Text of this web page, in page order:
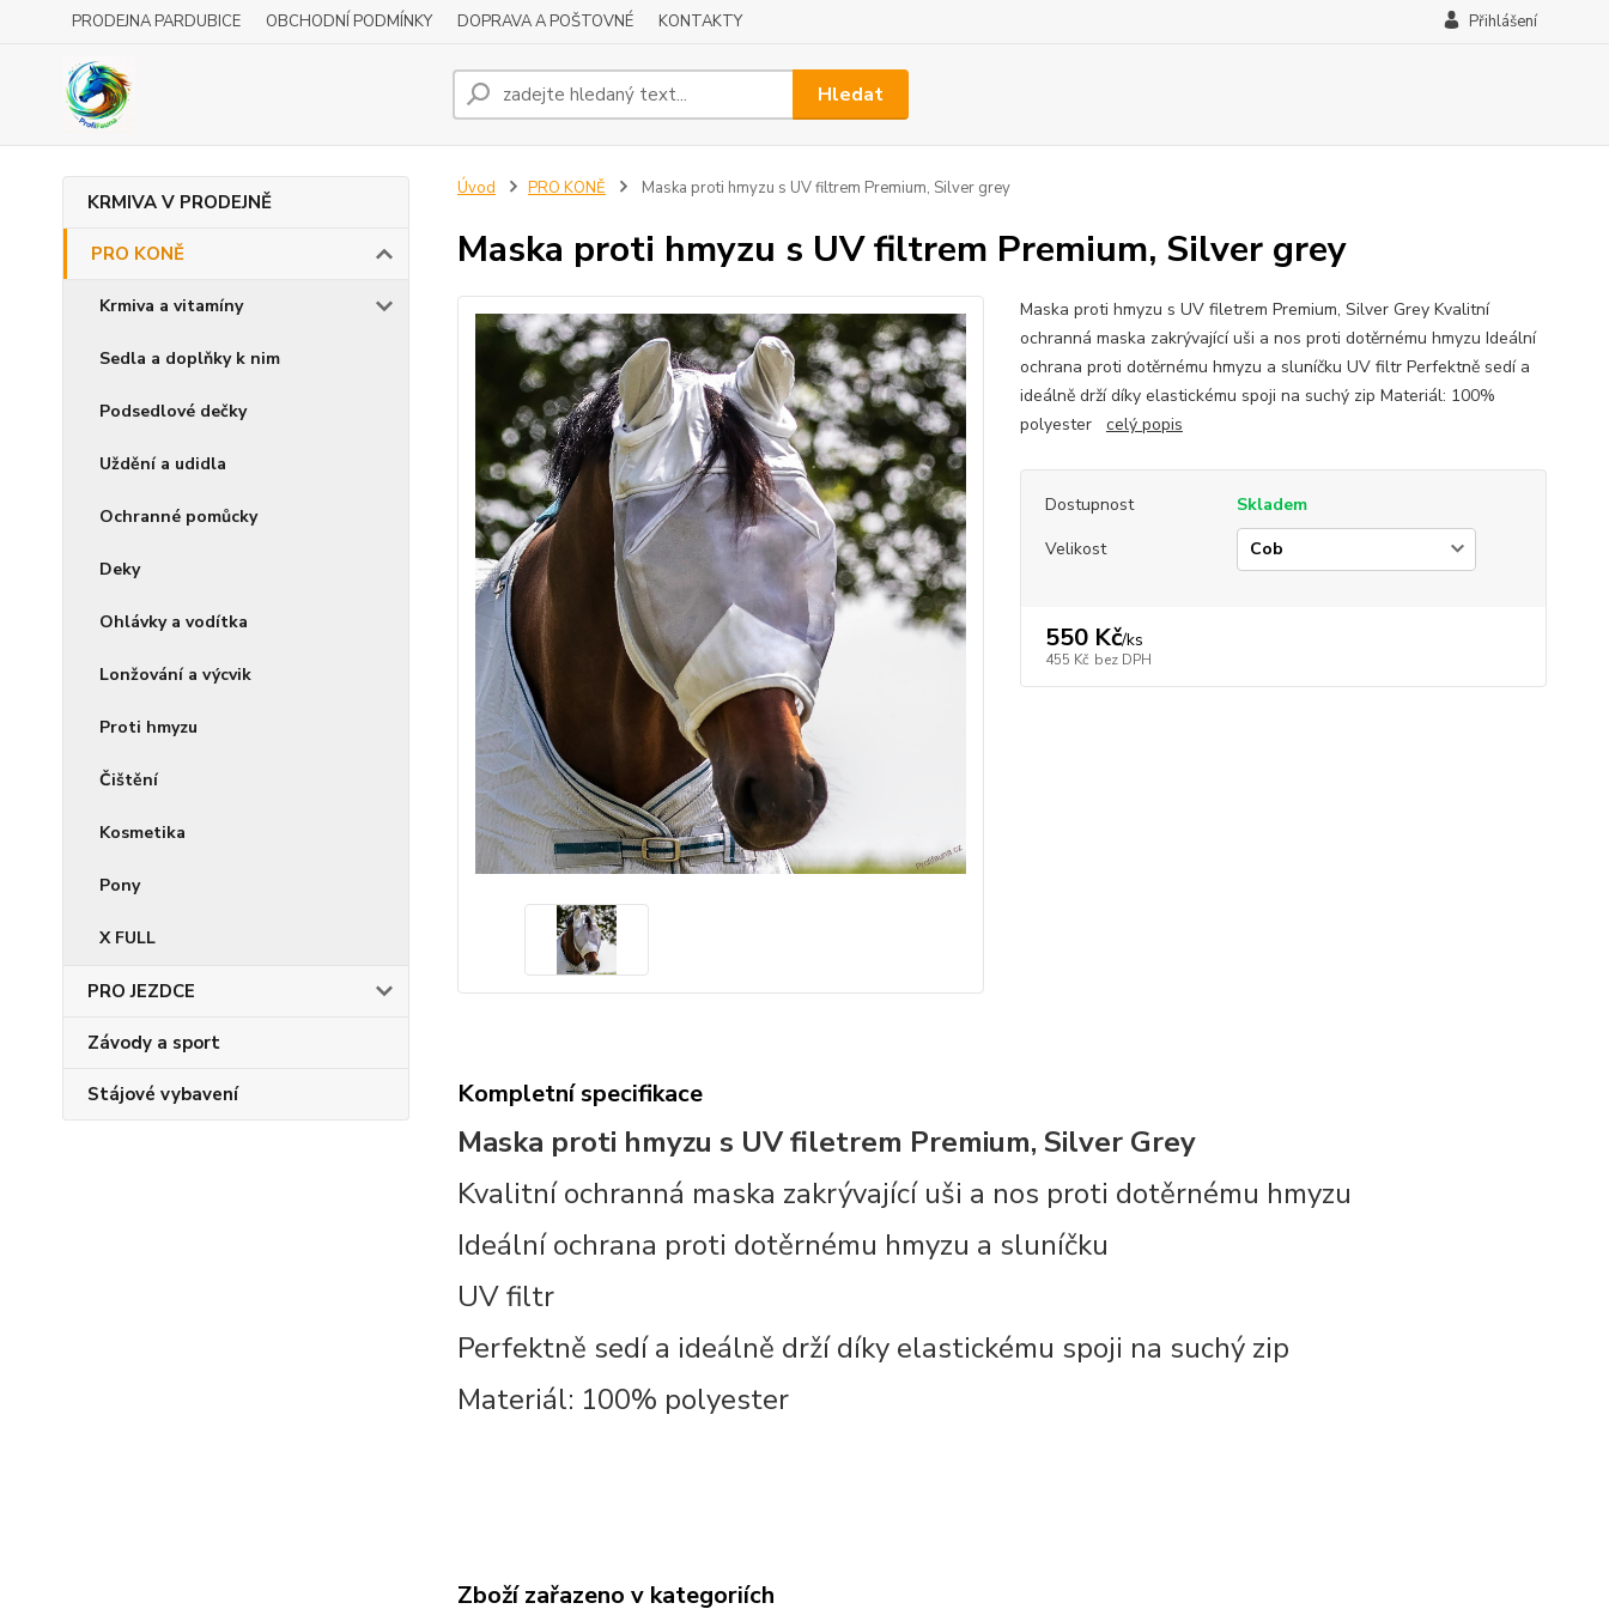
PRODEJNA PARDUBICE OBCHODNÍ PODMÍNKY DOPRAVA A POŠTOVNÉ KONTAKTY Přihlášení
Hledat
KRMIVA V PRODEJNĚ
PRO KONĚ
Krmiva a vitamíny
Sedla a doplňky k nim
Podsedlové dečky
Uždění a udidla
Ochranné pomůcky
Deky
Ohlávky a vodítka
Lonžování a výcvik
Proti hmyzu
Čištění
Kosmetika
Pony
X FULL
PRO JEZDCE
Závody a sport
Stájové vybavení
Úvod PRO KONĚ Maska proti hmyzu s UV filtrem Premium, Silver grey
Maska proti hmyzu s UV filtrem Premium, Silver grey
Maska proti hmyzu s UV filetrem Premium, Silver Grey Kvalitní
ochranná maska zakrývající uši a nos proti dotěrnému hmyzu Ideální
ochrana proti dotěrnému hmyzu a sluníčku UV filtr Perfektně sedí a
ideálně drží díky elastickému spoji na suchý zip Materiál: 100%
polyester celý popis
Dostupnost
Skladem
Velikost
550 Kč/ks
455 Kč bez DPH
Kompletní specifikace
Maska proti hmyzu s UV filetrem Premium, Silver Grey
Kvalitní ochranná maska zakrývající uši a nos proti dotěrnému hmyzu
Ideální ochrana proti dotěrnému hmyzu a sluníčku
UV filtr
Perfektně sedí a ideálně drží díky elastickému spoji na suchý zip
Materiál: 100% polyester
Zboží zařazeno v kategoriích